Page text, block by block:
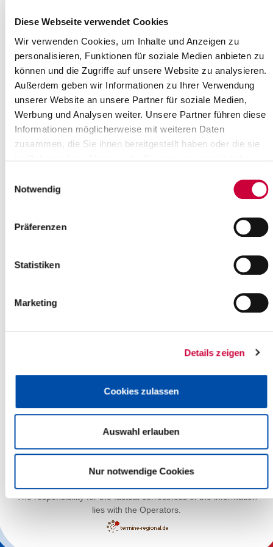
Diese Webseite verwendet Cookies
Wir verwenden Cookies, um Inhalte und Anzeigen zu
personalisieren, Funktionen für soziale Medien anbieten zu
können und die Zugriffe auf unsere Website zu analysieren.
Außerdem geben wir Informationen zu Ihrer Verwendung
unserer Website an unsere Partner für soziale Medien,
Werbung und Analysen weiter. Unsere Partner führen diese
Informationen möglicherweise mit weiteren Daten
zusammen, die Sie ihnen bereitgestellt haben oder die sie
Notwendig
Präferenzen
Statistiken
Marketing
Details zeigen
Cookies zulassen
Auswahl erlauben
Nur notwendige Cookies
10:00 Uhr
Where exactly?
Thomaskirche, Albert-Schweitzer-Ring 28 ,Itzehoe
Category:
Gottesdienste
Source
Ev.-Luth. Thomas-Kirchengemeinde Itzehoe
Albert-Schweitzer-Ring 28
25524 Itzehoe
The responsibility for the factual correctness of the information
lies with the Operators.